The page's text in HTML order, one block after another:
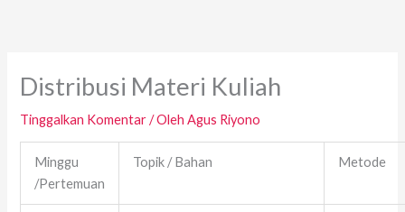
Distribusi Materi Kuliah
Tinggalkan Komentar / OlehAgus Riyono
Minggu
/Pertemuan
Topik / Bahan Metode